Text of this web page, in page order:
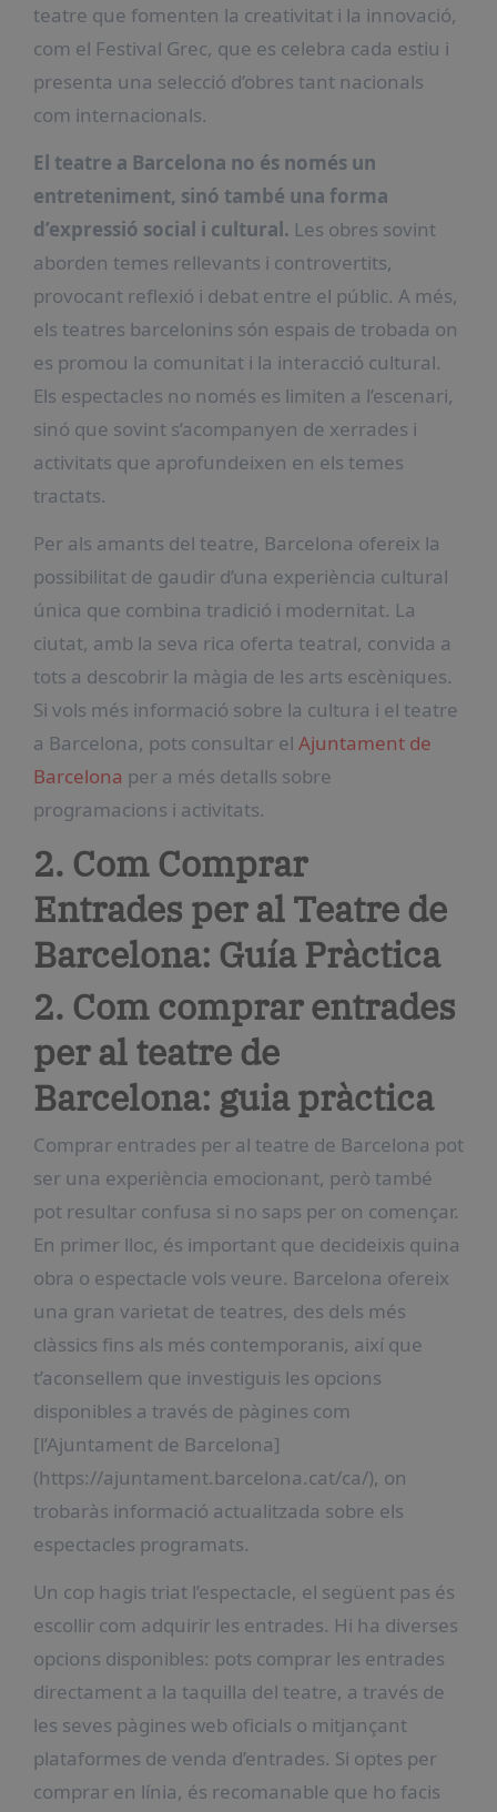
teatre que fomenten la creativitat i la innovació,
com el Festival Grec, que es celebra cada estiu i
presenta una selecció d’obres tant nacionals
com internacionals.
El teatre a Barcelona no és només un
entreteniment, sinó també una forma
d’expressió social i cultural. Les obres sovint
aborden temes rellevants i controvertits,
provocant reflexió i debat entre el públic. A més,
els teatres barcelonins són espais de trobada on
es promou la comunitat i la interacció cultural.
Els espectacles no només es limiten a l’escenari,
sinó que sovint s’acompanyen de xerrades i
activitats que aprofundeixen en els temes
tractats.
Per als amants del teatre, Barcelona ofereix la
possibilitat de gaudir d’una experiència cultural
única que combina tradició i modernitat. La
ciutat, amb la seva rica oferta teatral, convida a
tots a descobrir la màgia de les arts escèniques.
Si vols més informació sobre la cultura i el teatre
a Barcelona, pots consultar el Ajuntament de
Barcelona per a més detalls sobre
programacions i activitats.
2. Com Comprar
Entrades per al Teatre de
Barcelona: Guía Pràctica
2. Com comprar entrades
per al teatre de
Barcelona: guia pràctica
Comprar entrades per al teatre de Barcelona pot
ser una experiència emocionant, però també
pot resultar confusa si no saps per on començar.
En primer lloc, és important que decideixis quina
obra o espectacle vols veure. Barcelona ofereix
una gran varietat de teatres, des dels més
clàssics fins als més contemporanis, així que
t’aconsellem que investiguis les opcions
disponibles a través de pàgines com
[l’Ajuntament de Barcelona]
(https://ajuntament.barcelona.cat/ca/), on
trobaràs informació actualitzada sobre els
espectacles programats.
Un cop hagis triat l’espectacle, el següent pas és
escollir com adquirir les entrades. Hi ha diverses
opcions disponibles: pots comprar les entrades
directament a la taquilla del teatre, a través de
les seves pàgines web oficials o mitjançant
plataformes de venda d’entrades. Si optes per
comprar en línia, és recomanable que ho facis